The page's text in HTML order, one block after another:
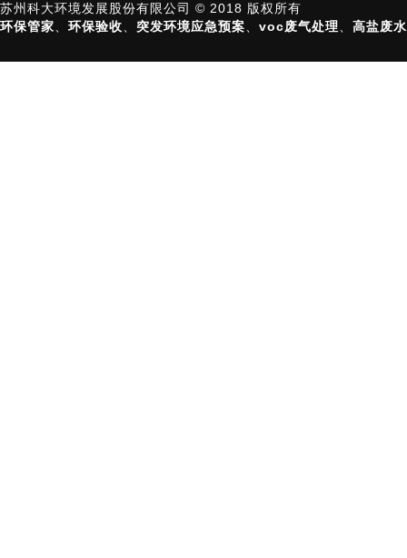
苏州科大环境发展股份有限公司 © 2018 版权所有
环保管家
环保验收 突发环境应急预案 voc废气处理 高盐废